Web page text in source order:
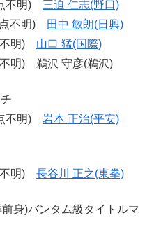
不明) 三迫 仁志(野口)
不明)
田中 敏朗(日興)
明) 山口 猛(国際)
明) 鵜沢 守彦(鵜沢)
不明) 岩本 正治(平安)
明) 長谷川 正之(東拳)
身)バンタム級タイトルマ